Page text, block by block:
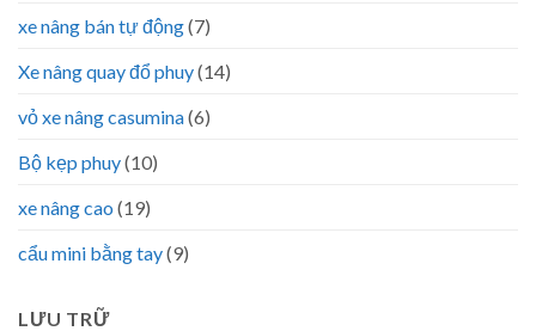
xe nâng bán tự động(7)
Xe nâng quay đổ phuy(14)
vỏ xe nâng casumina(6)
Bộ kẹp phuy(10)
xe nâng cao (19)
cẩu mini bằng tay(9)
LƯU TRỮ